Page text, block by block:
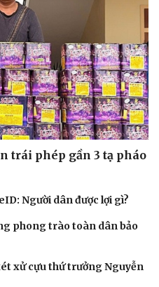
trái phép gần 3 tạ pháo
Người dân được lợi gì?
phong trào toàn dân bảo
xử cựu thứ trưởng Nguyễn